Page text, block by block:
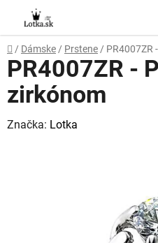
obsah
Domov
/ Dámske / Prstene / PR4007ZR
PR4007ZR -
zirkónom
Značka: Lotka